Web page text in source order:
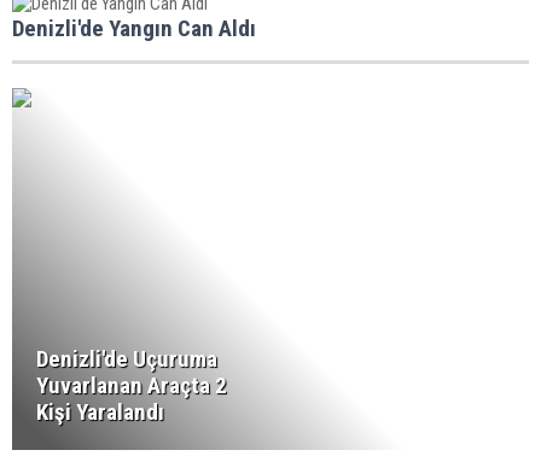
Denizli'de Yangın Can Aldı
Denizli'de Uçuruma
Yuvarlanan Araçta 2
Kişi Yaralandı